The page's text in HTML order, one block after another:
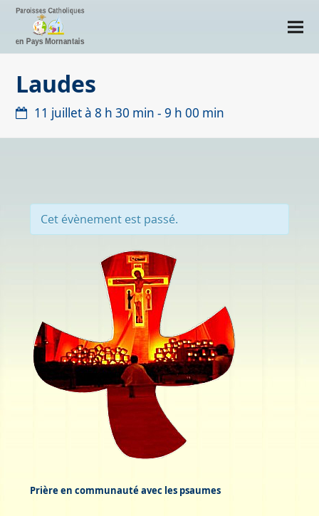
Laudes
11 juillet à 8 h 30 min -9 h 00 min
Cet évènement est passé.
Prière en communauté avec les psaumes